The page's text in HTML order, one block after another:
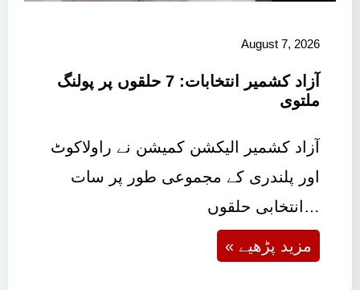
August 7, 2026
آزاد کشمیر انتخابات: 7 حلقوں پر پولنگ
ملتوی
آزاد کشمیر الیکشن کمیشن نے راولاکوٹ
اور پلندری کے مجموعی طور پر سات
انتخابی حلقوں…
« مزید پڑھیے